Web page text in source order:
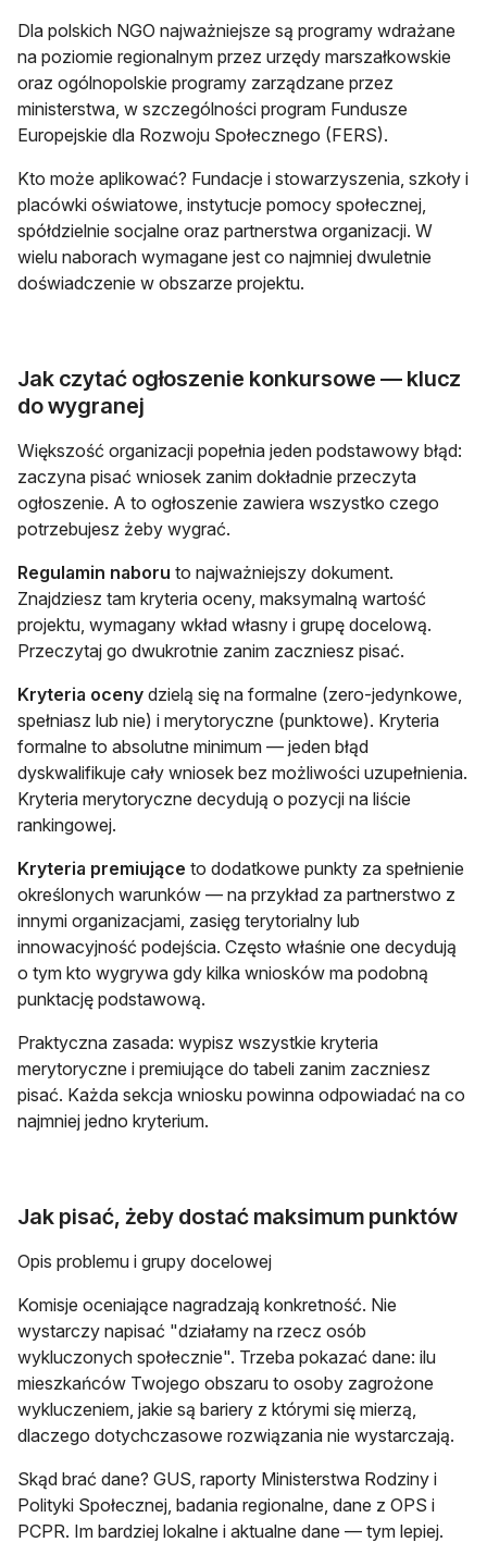
Dla polskich NGO najważniejsze są programy wdrażane
na poziomie regionalnym przez urzędy marszałkowskie
oraz ogólnopolskie programy zarządzane przez
ministerstwa, w szczególności program Fundusze
Europejskie dla Rozwoju Społecznego (FERS).
Kto może aplikować? Fundacje i stowarzyszenia, szkoły i
placówki oświatowe, instytucje pomocy społecznej,
spółdzielnie socjalne oraz partnerstwa organizacji. W
wielu naborach wymagane jest co najmniej dwuletnie
doświadczenie w obszarze projektu.
Jak czytać ogłoszenie konkursowe — klucz
do wygranej
Większość organizacji popełnia jeden podstawowy błąd:
zaczyna pisać wniosek zanim dokładnie przeczyta
ogłoszenie. A to ogłoszenie zawiera wszystko czego
potrzebujesz żeby wygrać.
Regulamin naboru to najważniejszy dokument.
Znajdziesz tam kryteria oceny, maksymalną wartość
projektu, wymagany wkład własny i grupę docelową.
Przeczytaj go dwukrotnie zanim zaczniesz pisać.
Kryteria oceny dzielą się na formalne (zero-jedynkowe,
spełniasz lub nie) i merytoryczne (punktowe). Kryteria
formalne to absolutne minimum — jeden błąd
dyskwalifikuje cały wniosek bez możliwości uzupełnienia.
Kryteria merytoryczne decydują o pozycji na liście
rankingowej.
Kryteria premiujące to dodatkowe punkty za spełnienie
określonych warunków — na przykład za partnerstwo z
innymi organizacjami, zasięg terytorialny lub
innowacyjność podejścia. Często właśnie one decydują
o tym kto wygrywa gdy kilka wniosków ma podobną
punktację podstawową.
Praktyczna zasada: wypisz wszystkie kryteria
merytoryczne i premiujące do tabeli zanim zaczniesz
pisać. Każda sekcja wniosku powinna odpowiadać na co
najmniej jedno kryterium.
Jak pisać, żeby dostać maksimum punktów
Opis problemu i grupy docelowej
Komisje oceniające nagradzają konkretność. Nie
wystarczy napisać "działamy na rzecz osób
wykluczonych społecznie". Trzeba pokazać dane: ilu
mieszkańców Twojego obszaru to osoby zagrożone
wykluczeniem, jakie są bariery z którymi się mierzą,
dlaczego dotychczasowe rozwiązania nie wystarczają.
Skąd brać dane? GUS, raporty Ministerstwa Rodziny i
Polityki Społecznej, badania regionalne, dane z OPS i
PCPR. Im bardziej lokalne i aktualne dane — tym lepiej.